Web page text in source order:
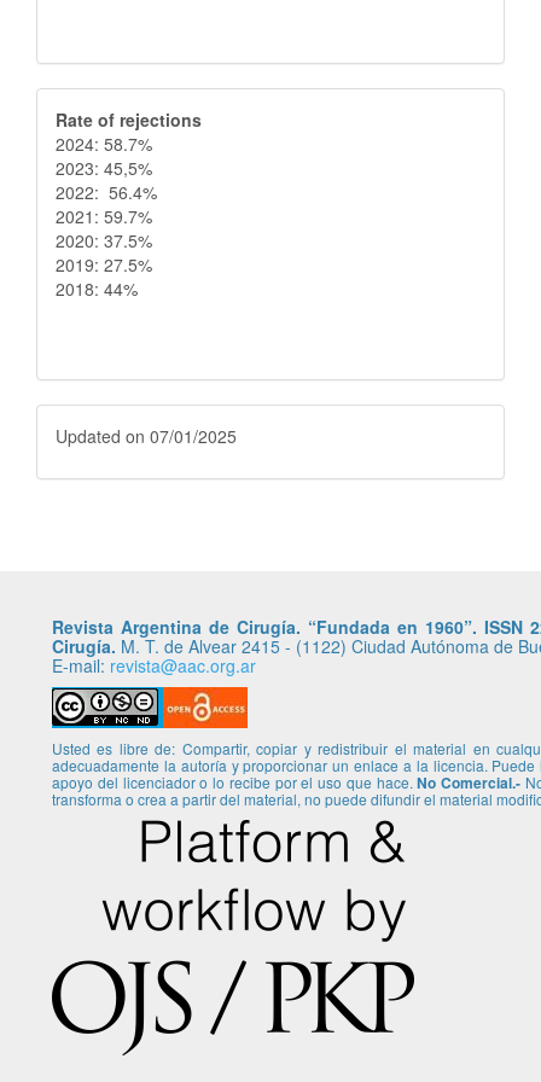
Rate
of
rejections
Rate of rejections
2024: 58.7%
2023: 45,5%
2022: 56.4%
2021: 59.7%
2020: 37.5%
2019: 27.5%
2018: 44%
Fecha
de
Updated on 07/01/2025
Revista Argentina de Cirugía. “Fundada en 1960”.
Cirugía. M. T. de Alvear 2415 - (1122) Ciudad Autónoma de
E-mail: revista@aac.org.ar
Usted es libre de: Compartir, copiar y redistribuir el material en
adecuadamente la autoría y proporcionar un enlace a la licencia.
apoyo del licenciador o lo recibe por el uso que hace.No Comercial.-
transforma o crea a partir del material, no puede difundir el material